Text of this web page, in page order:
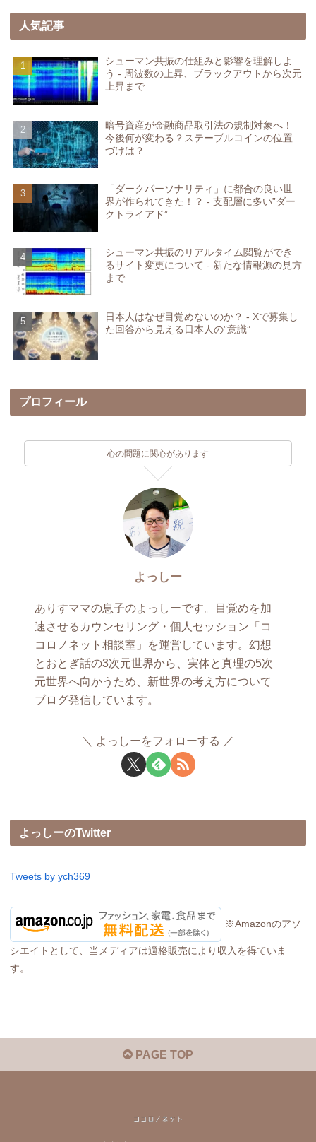
人気記事
シューマン共振の仕組みと影響を理解しよ
う - 周波数の上昇、ブラックアウトから次元
上昇まで
暗号資産が金融商品取引法の規制対象へ！
今後何が変わる？ステーブルコインの位置
づけは？
「ダークパーソナリティ」に都合の良い世
界が作られてきた！？ - 支配層に多い”ダー
クトライアド”
シューマン共振のリアルタイム閲覧ができ
るサイト変更について - 新たな情報源の見方
まで
日本人はなぜ目覚めないのか？ - Xで募集し
た回答から見える日本人の”意識”
プロフィール
心の問題に関心があります
よっしー
ありすママの息子のよっしーです。目覚めを加
速させるカウンセリング・個人セッション「コ
コロノネット相談室」を運営しています。幻想
とおとぎ話の3次元世界から、実体と真理の5次
元世界へ向かうため、新世界の考え方について
ブログ発信しています。
よっしーをフォローする
よっしーのTwitter
Tweets by ych369
※Amazonのアソ
シエイトとして、当メディアは適格販売により収入を得ていま
す。
PAGE TOP